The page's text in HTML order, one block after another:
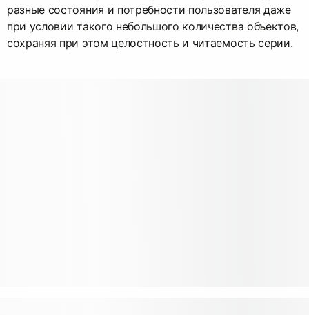
разные состояния и потребности пользователя даже
при условии такого небольшого количества объектов,
сохраняя при этом целостность и читаемость серии.